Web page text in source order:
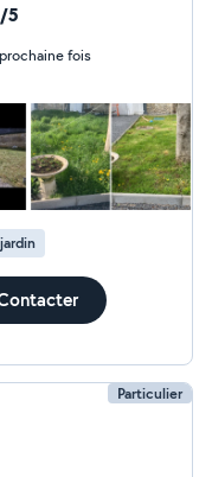
! N'hésitez pas
5
être une prochaine fois
Particulier